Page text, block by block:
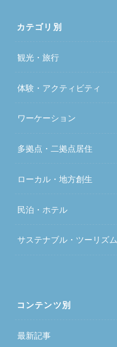
カテゴリ別
観光・旅行
体験・アクティビティ
ワーケーション
多拠点・二拠点居住
ローカル・地方創生
民泊・ホテル
サステナブル・ツーリズム
コンテンツ別
最新記事